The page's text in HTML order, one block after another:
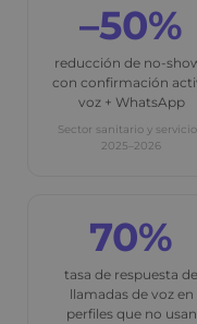
–50%
reducción de no-
con confirmación
voz + WhatsApp
Sector sanitario y
2025–2026
70%
tasa de respuesta de
llamadas de voz en
perfiles que no usan